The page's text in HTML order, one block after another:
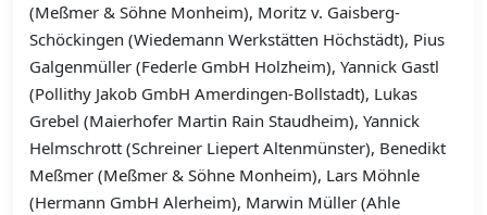
(Meßmer & Söhne Monheim), Moritz v. Gaisberg-
Schöckingen (Wiedemann Werkstätten Höchstädt), Pius
Galgenmüller (Federle GmbH Holzheim), Yannick Gastl
(Pollithy Jakob GmbH Amerdingen-Bollstadt), Lukas
Grebel (Maierhofer Martin Rain Staudheim), Yannick
Helmschrott (Schreiner Liepert Altenmünster), Benedikt
Meßmer (Meßmer & Söhne Monheim), Lars Möhnle
(Hermann GmbH Alerheim), Marwin Müller (Ahle